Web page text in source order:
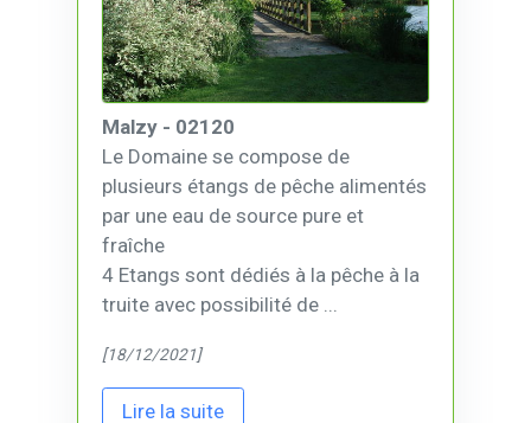
Malzy - 02120
Le Domaine se compose de
plusieurs étangs de pêche alimentés
par une eau de source pure et
fraîche
4 Etangs sont dédiés à la pêche à la
truite avec possibilité de ...
[18/12/2021]
Lire la suite